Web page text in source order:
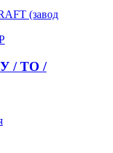
(завод
/ ТО /